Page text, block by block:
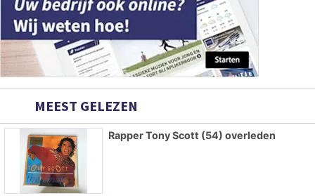
MEEST GELEZEN
Rapper Tony Scott (54) overleden